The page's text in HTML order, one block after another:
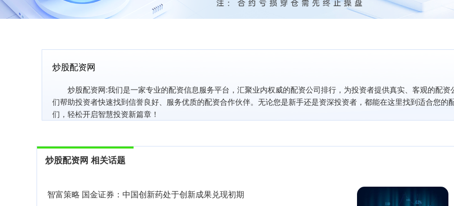
炒股配资网
炒股配资网:我们是一家专业的配资信息服务平台，汇聚业内权威的配资公司排行，为投资者提供真实、客观的配
们帮助投资者快速找到信誉良好、服务优质的配资合作伙伴。无论您是新手还是资深投资者，都能在这里找到适合您
们，轻松开启智慧投资新篇章！
炒股配资网 相关话题
智富策略 国金证券：中国创新药处于创新成果兑现初期